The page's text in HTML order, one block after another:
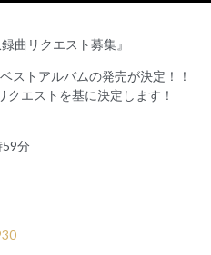
曲リクエスト募集』
ストアルバムの発売が決定！！
エストを基に決定します！
59分